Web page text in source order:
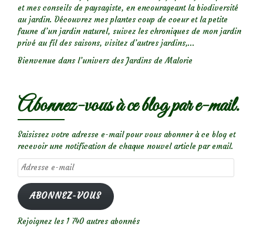
et mes conseils de paysagiste, en encourageant la biodiversité
au jardin. Découvrez mes plantes coup de coeur et la petite
faune d’un jardin naturel, suivez les chroniques de mon jardin
privé au fil des saisons, visitez d’autres jardins,...
Bienvenue dans l’univers des Jardins de Malorie
Abonnez-vous à ce blog par e-mail.
Saisissez votre adresse e-mail pour vous abonner à ce blog et
recevoir une notification de chaque nouvel article par email.
Adresse
e-
mail
ABONNEZ-VOUS
Rejoignez les 1 740 autres abonnés